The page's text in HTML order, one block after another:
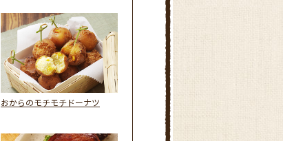
おからのモチモチドーナツ